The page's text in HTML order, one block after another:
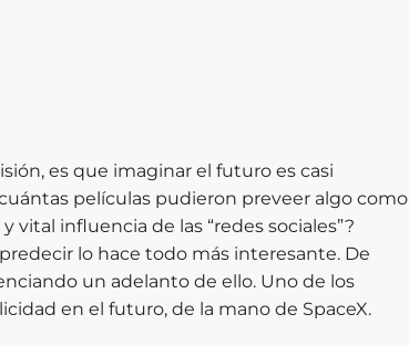
es que imaginar el futuro es casi
películas pudieron preveer algo como
vital influencia de las “redes sociales”?
lo hace todo más interesante. De
un adelanto de ello. Uno de los
en el futuro, de la mano de SpaceX.